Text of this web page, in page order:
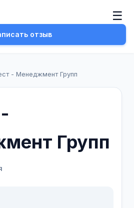
☰
отзыв
- Менеджмент Групп
Групп